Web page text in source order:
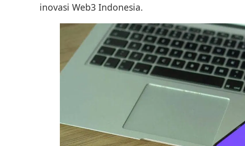
inovasi Web3 Indonesia.